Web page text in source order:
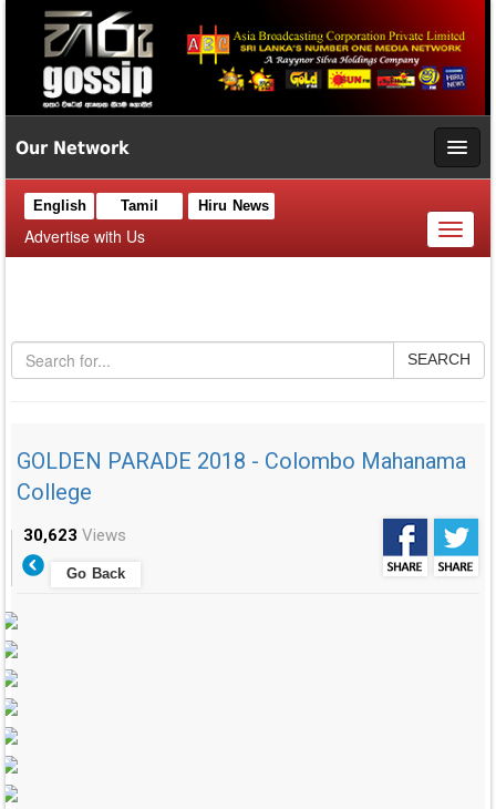
Our Network
English Tamil Hiru News
Advertise with Us
Toggle
SEARCH
GOLDEN PARADE 2018 - Colombo Mahanama
College
30,623 Views
Go Back